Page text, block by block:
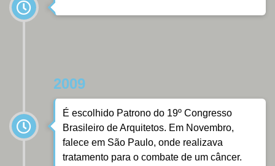
2009
É escolhido Patrono do 19º Congresso
Brasileiro de Arquitetos. Em Novembro,
falece em São Paulo, onde realizava
tratamento para o combate de um câncer.